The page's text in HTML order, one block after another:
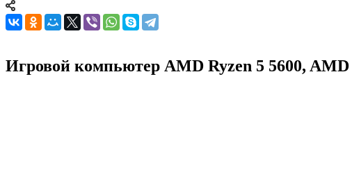
Игровой компьютер AMD Ryzen 5 5600, AMD